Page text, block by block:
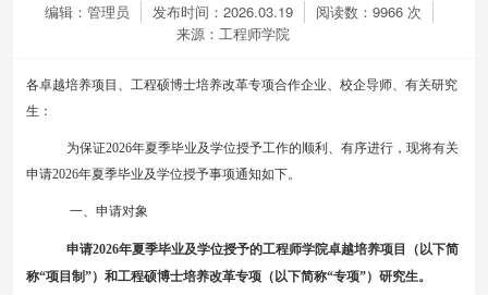
编辑：管理员 发布时间：2026.03.19 阅读数： 9966 次
来源：工程师学院
各卓越培养项目 、 工程硕博士培养改革专项合作企业、校企导师、有关研究
生 ：
为保证2026年夏季毕业及学位授予工作的顺利、有序进行，现将有关
申请2026年夏季毕业及学位授予事项通知如下。
一、申请对象
申请2026年夏季毕业及学位授予的工程师学院卓越培养项目 （以下简
称“项目制”） 和工程硕博士培养改革专项（以下简称“专项”） 研究生。